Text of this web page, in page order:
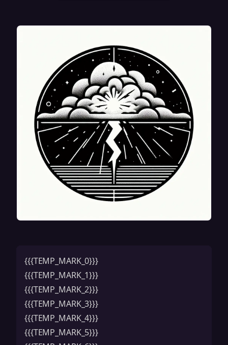
{{{TEMP_MARK_0}}}
{{{TEMP_MARK_1}}}
{{{TEMP_MARK_2}}}
{{{TEMP_MARK_3}}}
{{{TEMP_MARK_4}}}
{{{TEMP_MARK_5}}}